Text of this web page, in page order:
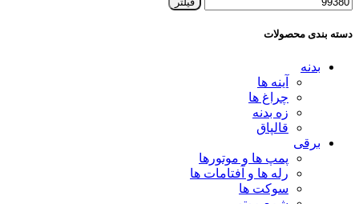
دسته بندی محصولات
بدنه
آینه ها
چراغ ها
زه بدنه
قالپاق
برقی
پمپ ها و موتورها
رله ها و آفتامات ها
سوکت ها